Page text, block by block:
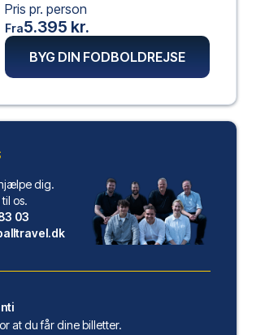
Pris pr. person
Fra5.395 kr.
BYG DIN FODBOLDREJSE
dig.
os.
03
at du får dine billetter.